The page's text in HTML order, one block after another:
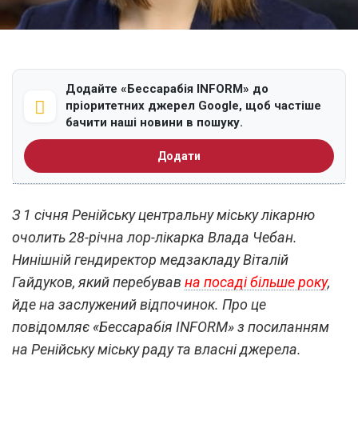
Додайте «Бессарабія INFORM» до
пріоритетних джерел Google, щоб частіше
бачити наші новини в пошуку.
Додати
З 1 січня Ренійську центральну міську лікарню
очолить 28-річна лор-лікарка Влада Чебан.
Нинішній гендиректор медзакладу Віталій
Гайдуков, який перебував на посаді більше року,
йде на заслужений відпочинок. Про це
повідомляє «Бессарабія INFORM» з посиланням
на Ренійську міську раду та власні джерела.